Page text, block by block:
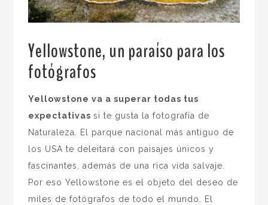
Yellowstone, un paraíso para los
fotógrafos
Yellowstone va a superar todas tus
expectativassi te gusta la fotografía de
Naturaleza. El parque nacional más antiguo de
los USA te deleitará con paisajes únicos y
fascinantes, además de una rica vida salvaje.
Por eso Yellowstone es el objeto del deseo de
miles de fotógrafos de todo el mundo. El